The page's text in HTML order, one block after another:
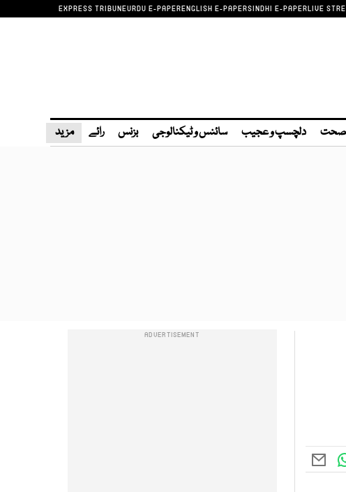
EXPRESS TRIBUNEURDU E-PAPERENGLISH E-PAPERSINDHI E-PAPERLIVE
صحت دلچسپ و عجیب سائنس و ٹیکنالوجی بزنس رائے مزید